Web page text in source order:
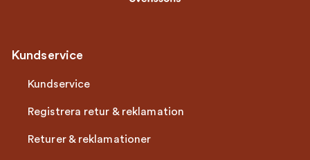
Kundservice
Kundservice
Registrera retur & reklamation
Returer & reklamationer